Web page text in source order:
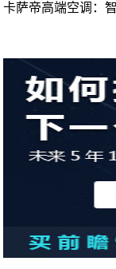
卡萨帝高端空调：